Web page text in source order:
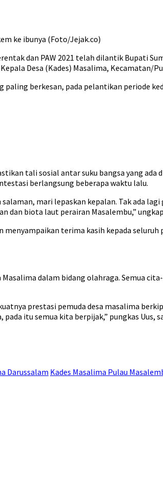
ke ibunya (Foto/Jejak.co)
dan PAW 2021 telah dilantik Bupati
Desa (Kades) Masalima, Kecamatan/
paling berkesan, pada pelantikan periode
tali sosial antar suku bangsa yang
berlangsung beberapa waktu lalu.
mari lepaskan kepalan. Tak ada
dan biota laut perairan Masalembu,”
menyampaikan terima kasih kepada
dalam bidang olahraga. Semua
prestasi pemuda desa masalima
itu semua kita berpijak,” pungkas Uus,
Darussalam Kades Masalima Pulau